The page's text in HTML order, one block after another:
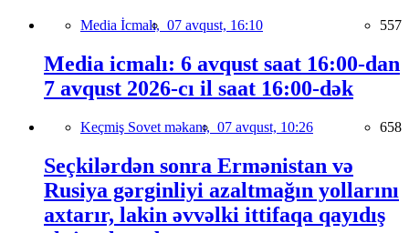
Media İcmalı, 07 avqust, 16:10 557
Media icmalı: 6 avqust saat 16:00-dan
7 avqust 2026-cı il saat 16:00-dək
Keçmiş Sovet məkanı, 07 avqust, 10:26 658
Seçkilərdən sonra Ermənistan və
Rusiya gərginliyi azaltmağın yollarını
axtarır, lakin əvvəlki ittifaqa qayıdış